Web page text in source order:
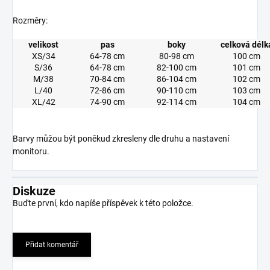
Rozměry:
velikost pas boky
celková
XS/34
64-78 cm 80-98 cm
100 cm
S/36
64-78 cm 82-100 cm
101 cm
M/38
70-84 cm 86-104 cm
102 cm
L/40
72-86 cm 90-110 cm
103 cm
XL/42
74-90 cm 92-114 cm 104 cm
Barvy můžou být poněkud zkresleny dle druhu a nastavení
monitoru.
Diskuze
Buďte první, kdo napíše příspěvek k této položce.
Přidat komentář